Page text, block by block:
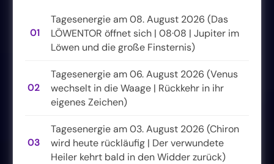
01
Tagesenergie am 08. August 2026 (Das
LÖWENTOR öffnet sich | 08·08 | Jupiter im
Löwen und die große Finsternis)
02
Tagesenergie am 06. August 2026 (Venus
wechselt in die Waage | Rückkehr in ihr
eigenes Zeichen)
03
Tagesenergie am 03. August 2026 (Chiron
wird heute rückläufig | Der verwundete
Heiler kehrt bald in den Widder zurück)